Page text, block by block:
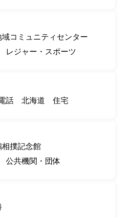
コミュニティセンター
レジャー・スポーツ
話 北海道 住宅
相撲記念館
公共機関・団体